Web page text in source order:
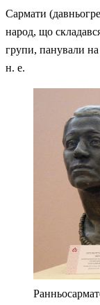
Сармати
народ, що
групи, панували на
н. е.